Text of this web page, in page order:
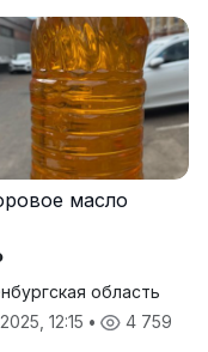
масло
область
12:15 • 4 759